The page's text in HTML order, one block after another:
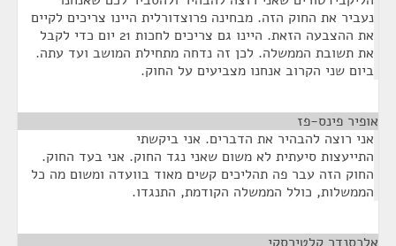
נעביר את החוק הזה. מבחינה פרוצדורלית היינו צריכים לקיים
את ההצבעה הזאת. היינו גם צריכים לחכות 21 יום כדי לקבל
את תשובת הממשלה. לכן זה נדחה מתחילת המושב ועד עתה.
ביום שני הקרוב אנחנו מצביעים על החוק.
אופיר פינס-פז
אני רוצה להבהיר את הדברים. אני ביקשתי
התייעצות סיעתית לא משום שאני נגד החוק. אני בעד החוק.
החוק הזה עבר פה תהליכים קשים מאוד בוועדה ומשום מה כל
הממשלות, כולל הממשלה הקודמת, התנגדו.